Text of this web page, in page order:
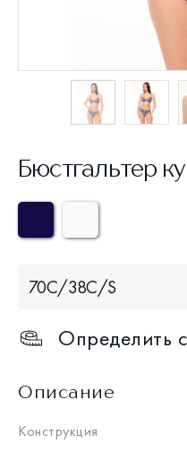
Бюстгальтер
70С/38С/S
Определить
Описание
Конструкция